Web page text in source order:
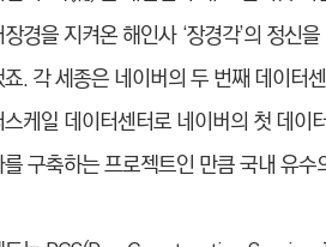
경을 지켜온 해인사 ‘장경각’의 정신
. 각 세종은 네이버의 두 번째 데이터
케일 데이터센터로 네이버의 첫 데
구축하는 프로젝트인 만큼 국내 유